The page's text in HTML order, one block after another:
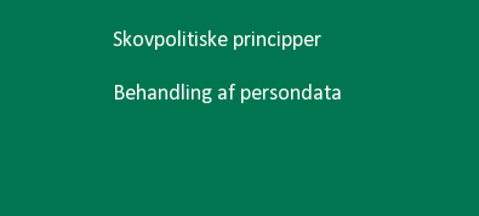
Skovpolitiske principper
Behandling af persondata